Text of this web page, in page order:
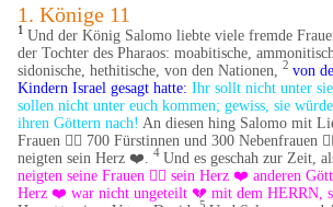
1. Könige 11
1Und der König Salomo liebte viele fremde
der Tochter des Pharaos: moabitische,
sidonische, hethitische, von den Nationen,2von
Kindern Israel gesagt hatte: Ihr sollt nicht unter
sollen nicht unter euch kommen; gewiss, sie
ihren Göttern nach! An diesen hing Salomo mit
Frauen 🧍‍♀️ 700 Fürstinnen und 300 Nebenfrauen
neigten sein Herz ❤️.4Und es geschah zur Zeit,
neigten seine Frauen 🧍‍♀️ sein Herz ❤️ anderen
Herz ❤️ war nicht ungeteilt 💔 mit dem HERRN,